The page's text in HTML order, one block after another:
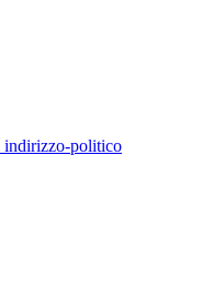
indirizzo-politico